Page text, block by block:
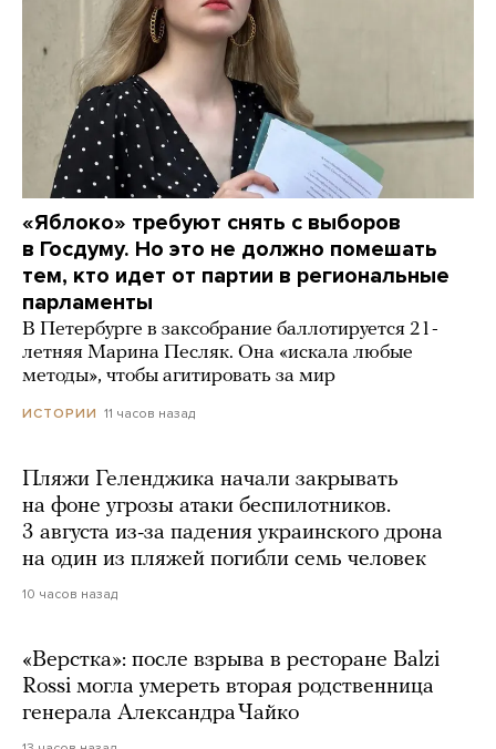
«Яблоко» требуют снять с выборов
в Госдуму. Но это не должно помешать
тем, кто идет от партии в региональные
парламенты
В Петербурге в заксобрание баллотируется 21-
летняя Марина Песляк. Она «искала любые
методы», чтобы агитировать за мир
ИСТОРИИ 11 часов назад
Пляжи Геленджика начали закрывать
на фоне угрозы атаки беспилотников.
3 августа из-за падения украинского дрона
на один из пляжей погибли семь человек
10 часов назад
«Верстка»: после взрыва в ресторане Balzi
Rossi могла умереть вторая родственница
генерала Александра Чайко